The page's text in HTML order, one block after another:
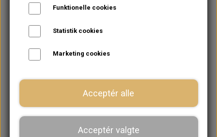
på engelsk og endnu ikke fordelt i
kategorierne.
For at vi kan hjælpe dig bedst muligt, følg
nedenstående vejledning:
🔍 Søg efter varenummer i søgefeltet.
🔎 Søg efter varen på engelsk i søgefeltet.
📞 Kan du ikke finde det, du skal bruge?
Funktionelle cookies
Statistik cookies
Marketing cookies
Acceptér alle
Acceptér valgte